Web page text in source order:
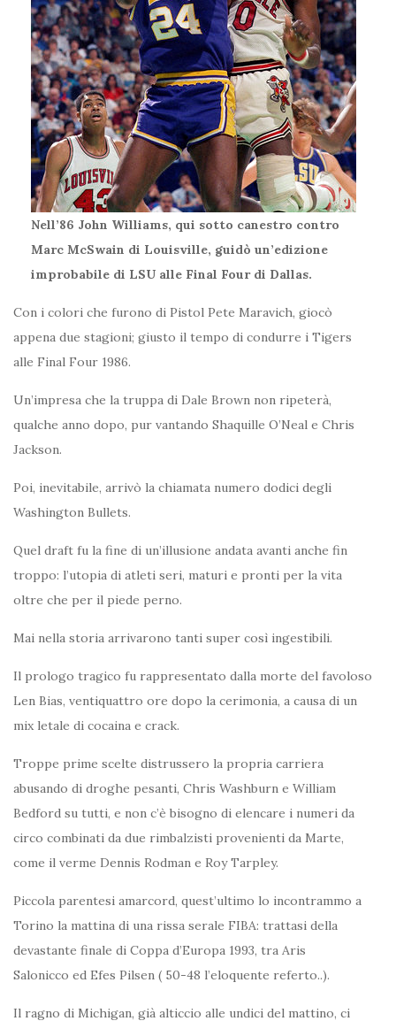
Nell’86 John Williams, qui sotto canestro contro
Marc McSwain di Louisville, guidò un’edizione
improbabile di LSU alle Final Four di Dallas.
Con i colori che furono di Pistol Pete Maravich, giocò
appena due stagioni; giusto il tempo di condurre i Tigers
alle Final Four 1986.
Un’impresa che la truppa di Dale Brown non ripeterà,
qualche anno dopo, pur vantando Shaquille O’Neal e Chris
Jackson.
Poi, inevitabile, arrivò la chiamata numero dodici degli
Washington Bullets.
Quel draft fu la fine di un’illusione andata avanti anche fin
troppo: l’utopia di atleti seri, maturi e pronti per la vita
oltre che per il piede perno.
Mai nella storia arrivarono tanti super così ingestibili.
Il prologo tragico fu rappresentato dalla morte del favoloso
Len Bias, ventiquattro ore dopo la cerimonia, a causa di un
mix letale di cocaina e crack.
Troppe prime scelte distrussero la propria carriera
abusando di droghe pesanti, Chris Washburn e William
Bedford su tutti, e non c’è bisogno di elencare i numeri da
circo combinati da due rimbalzisti provenienti da Marte,
come il verme Dennis Rodman e Roy Tarpley.
Piccola parentesi amarcord, quest’ultimo lo incontrammo a
Torino la mattina di una rissa serale FIBA: trattasi della
devastante finale di Coppa d’Europa 1993, tra Aris
Salonicco ed Efes Pilsen ( 50-48 l’eloquente referto..).
Il ragno di Michigan, già alticcio alle undici del mattino, ci